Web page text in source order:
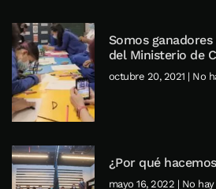
Somos
del Ministerio de
octubre 20, 2021 No
¿Por qué
mayo 16, 2022 No